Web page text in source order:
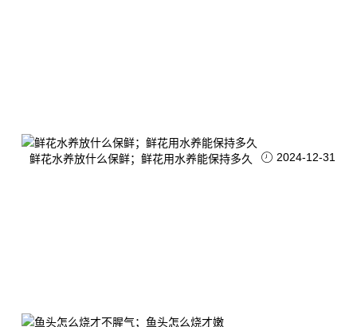
鲜花水养放什么保鲜；鲜花用水养能保持多久 2024-12-31